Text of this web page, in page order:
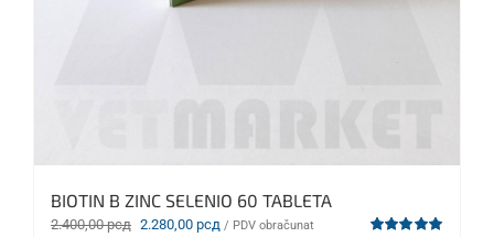
BIOTIN B ZINC SELENIO 60 TABLETA
2.400,00рсд Originalna
2.280,00 рсд Trenutna
/ PDV obračunat